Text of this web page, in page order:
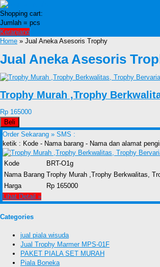
Shopping cart:
Jumlah = pcs
Keranjang
Home » Jual Aneka Asesoris Trophy
Jual Aneka Asesoris
Trophy Murah ,Trophy
Rp 165000
Beli
Order Sekarang » SMS :
ketik : Kode - Nama barang - Nama dan alamat
Kode
BRT-O1g
Nama Barang Trophy Murah ,Trophy Berkwalitas,
Harga
Rp 165000
Lihat Detail »
Categories
jual piala wisuda
Jual Trophy Marmer MPS-01F
PAKET PIALA SET MURAH
Piala Boneka